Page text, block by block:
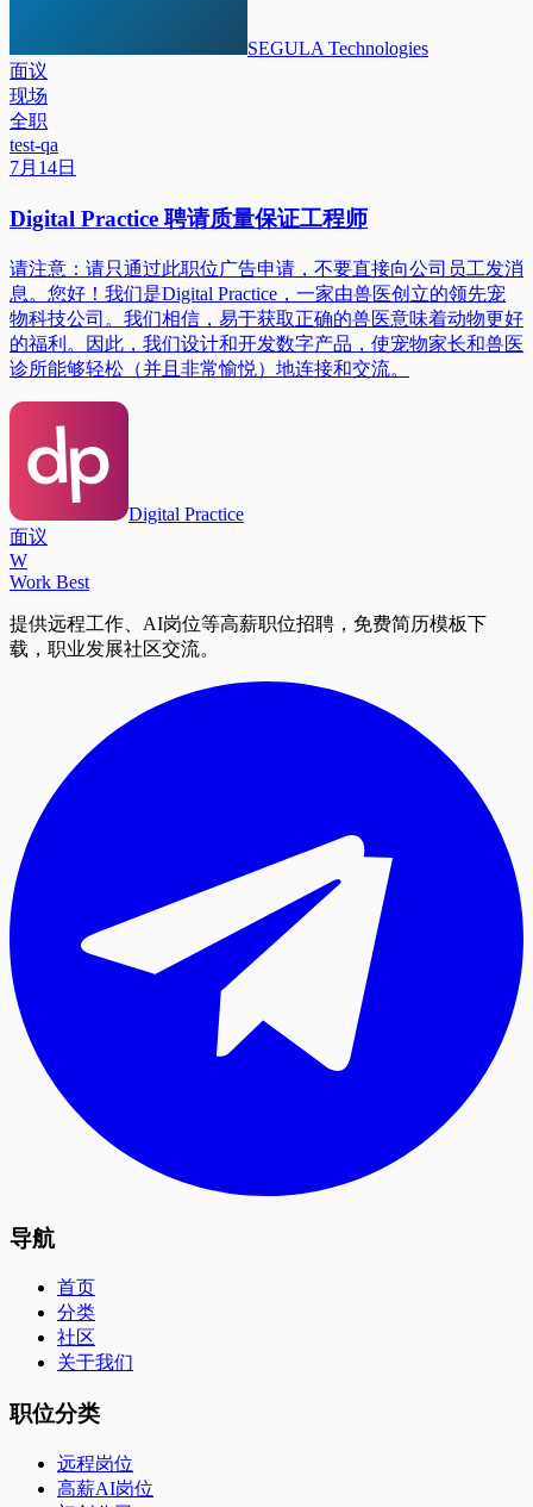
SEGULA Technologies
面议
现场
全职
test-qa
7月14日
Digital Practice 聘请质量保证工程师
请注意：请只通过此职位广告申请，不要直接向公司员工发消
息。您好！我们是Digital Practice，一家由兽医创立的领先宠
物科技公司。我们相信，易于获取正确的兽医意味着动物更好
的福利。因此，我们设计和开发数字产品，使宠物家长和兽医
诊所能够轻松（并且非常愉悦）地连接和交流。
Digital Practice
面议
W
Work Best
提供远程工作、AI岗位等高薪职位招聘，免费简历模板下
载，职业发展社区交流。
导航
首页
分类
社区
关于我们
职位分类
远程岗位
高薪AI岗位